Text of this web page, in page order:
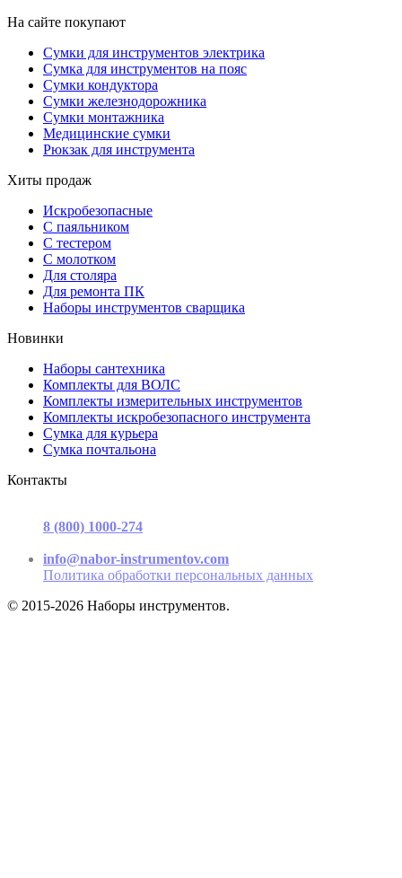
На сайте покупают
Сумки для инструментов электрика
Сумка для инструментов на пояс
Сумки кондуктора
Сумки железнодорожника
Сумки монтажника
Медицинские сумки
Рюкзак для инструмента
Хиты продаж
Искробезопасные
С паяльником
С тестером
С молотком
Для столяра
Для ремонта ПК
Наборы инструментов сварщика
Новинки
Наборы сантехника
Комплекты для ВОЛС
Комплекты измерительных инструментов
Комплекты искробезопасного инструмента
Сумка для курьера
Сумка почтальона
Контакты
8 (800) 1000-274
info@nabor-instrumentov.com
Политика обработки персональных данных
© 2015-2026 Наборы инструментов.